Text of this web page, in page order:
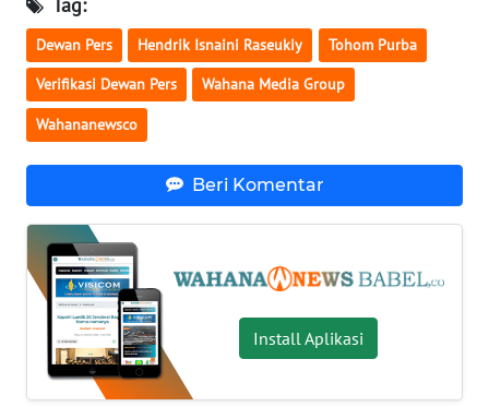
Dewan Pers Hendrik Isnaini Raseukiy Tohom Purba
Verifikasi Dewan Pers Wahana Media Group
Wahananewsco
Beri Komentar
Install Aplikasi
WN
NUSANTARA
WN
WN
WN
BALI
WN
KALBAR